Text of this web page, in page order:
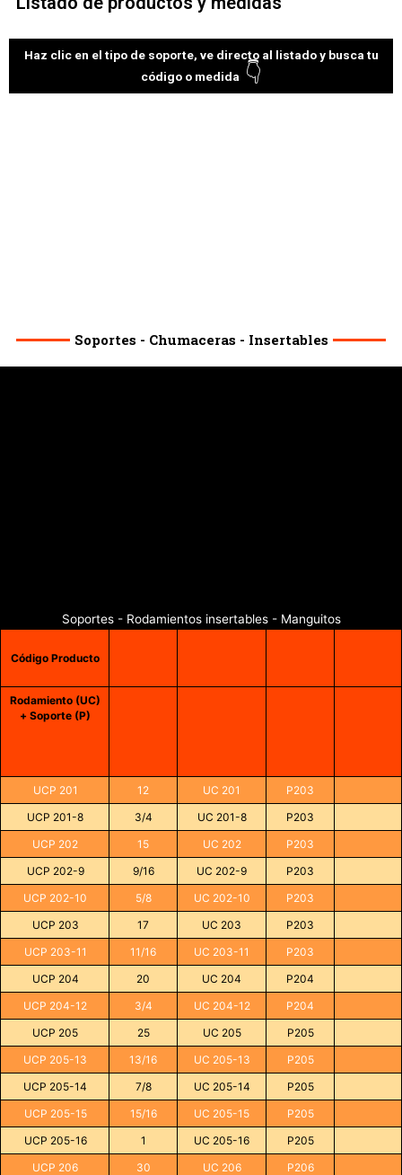
Haz clicen el tipo de soporte, ve directo al listado y busca tu
código o medida 👇
Soportes - Chumaceras - Insertables
Soportes - Rodamientos insertables - Manguitos
Código Producto
Rodamiento (UC)
+ Soporte (P)
UCP 201 12 UC 201
P203
UCP 201-8
3/4 UC 201-8
P203
UCP 202
15 UC 202
P203
UCP 202-9
9/16 UC 202-9
P203
UCP 202-10
5/8 UC 202-10
P203
UCP 203
17 UC 203
P203
UCP 203-11
11/16 UC 203-11
P203
UCP 204
20 UC 204
P204
UCP 204-12
3/4 UC 204-12
P204
UCP 205
25 UC 205
P205
UCP 205-13
13/16 UC 205-13
P205
UCP 205-14
7/8 UC 205-14
P205
UCP 205-15
15/16 UC 205-15
P205
UCP 205-16
1 UC 205-16
P205
UCP 206
30 UC 206
P206